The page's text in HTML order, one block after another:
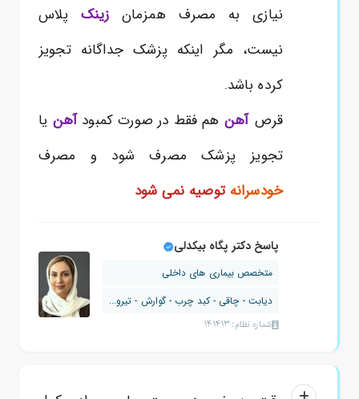
نیازی به مصرف همزمانزینکپلاس
نیست، مگر اینکه پزشک جداگانه تجویز
کرده باشد.
قرصآهن هم فقط در صورت کمبودآهن یا
تجویز پزشک مصرف شود و مصرف
خودسرانه توصیه نمی شود
پاسخ دکتر پگاه بیکدلی
متخصص بیماری های داخلی
دیابت - چاقی - کبد چرب - گوارش - تیرو...
شماره نظام: 141413